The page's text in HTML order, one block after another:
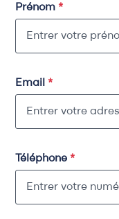
Prénom *
Email *
Téléphone *